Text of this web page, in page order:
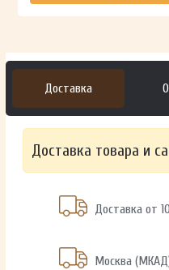
Доставка
Доставка товара и
Доставка от
Москва